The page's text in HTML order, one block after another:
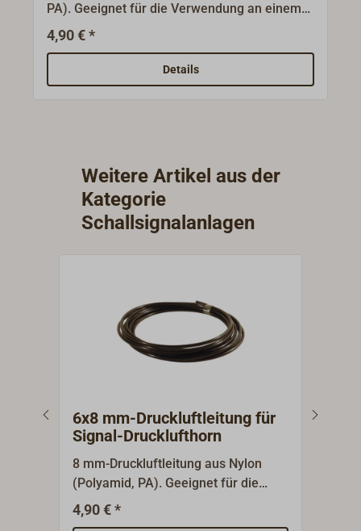
PA). Geeignet für die Verwendung an einem
Signal-Drucklufthorn oder andere Druckluft-
Anwendungen.Die Materialstärke beträgt 1
mm, der Innendurchmesser also 6 mm.
4,90 € *
Details
Weitere Artikel aus der
Kategorie
Schallsignalanlagen
6x8 mm-Druckluftleitung für
Signal-Drucklufthorn
8 mm-Druckluftleitung aus Nylon
(Polyamid, PA). Geeignet für die
Verwendung an einem Signal-
Drucklufthorn oder andere Druckluft-
4,90 € *